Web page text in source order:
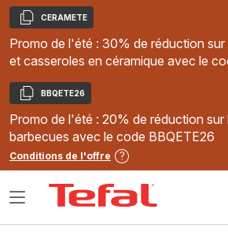
Copier
CERAMETE
Promo de l'été : 30% de réduction
et casseroles en céramique avec le
Copier
BBQETE26
Promo de l'été : 20% de réduction sur
barbecues avec le code BBQETE26
Conditions de l'offre
Ouvrir